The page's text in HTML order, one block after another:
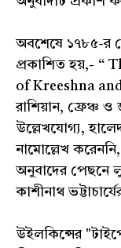
অবশেষে ১৭৮৫-র
প্রকাশিত হয়,- “
of Kreeshna and
রাশিয়ান, ফ্রেঞ্চ ও
উল্লেখযোগ্য,
নামোল্লেখ
অনুবাদের পেছনে
কাশীনাথ
উইলকিন্সের